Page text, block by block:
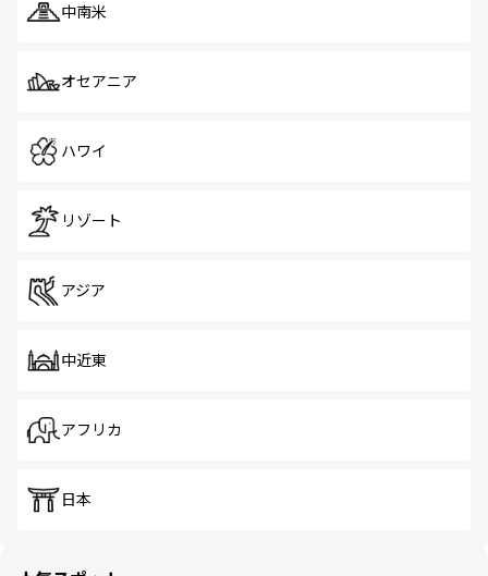
中南米
オセアニア
ハワイ
リゾート
アジア
中近東
アフリカ
日本